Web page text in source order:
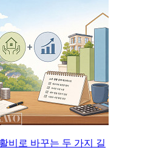
비로 바꾸는 두 가지 길